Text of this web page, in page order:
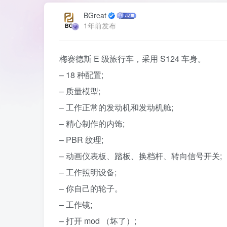
BGreat
1年前发布
梅赛德斯 E 级旅行车，采用 S124 车身。
– 18 种配置;
– 质量模型;
– 工作正常的发动机和发动机舱;
– 精心制作的内饰;
– PBR 纹理;
– 动画仪表板、踏板、换档杆、转向信号开关;
– 工作照明设备;
– 你自己的轮子。
– 工作镜;
– 打开 mod （坏了）;